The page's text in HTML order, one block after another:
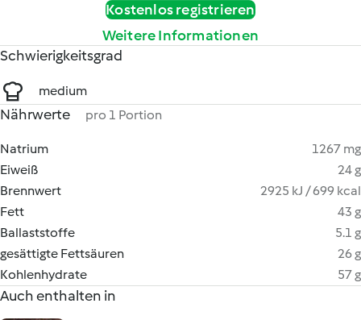
Kostenlos registrieren
Weitere Informationen
Schwierigkeitsgrad
medium
Nährwerte pro 1 Portion
Natrium
1267 mg
Eiweiß
24 g
Brennwert
2925 kJ / 699 kcal
Fett
43 g
Ballaststoffe
5.1 g
gesättigte Fettsäuren
26 g
Kohlenhydrate
57 g
Auch enthalten in